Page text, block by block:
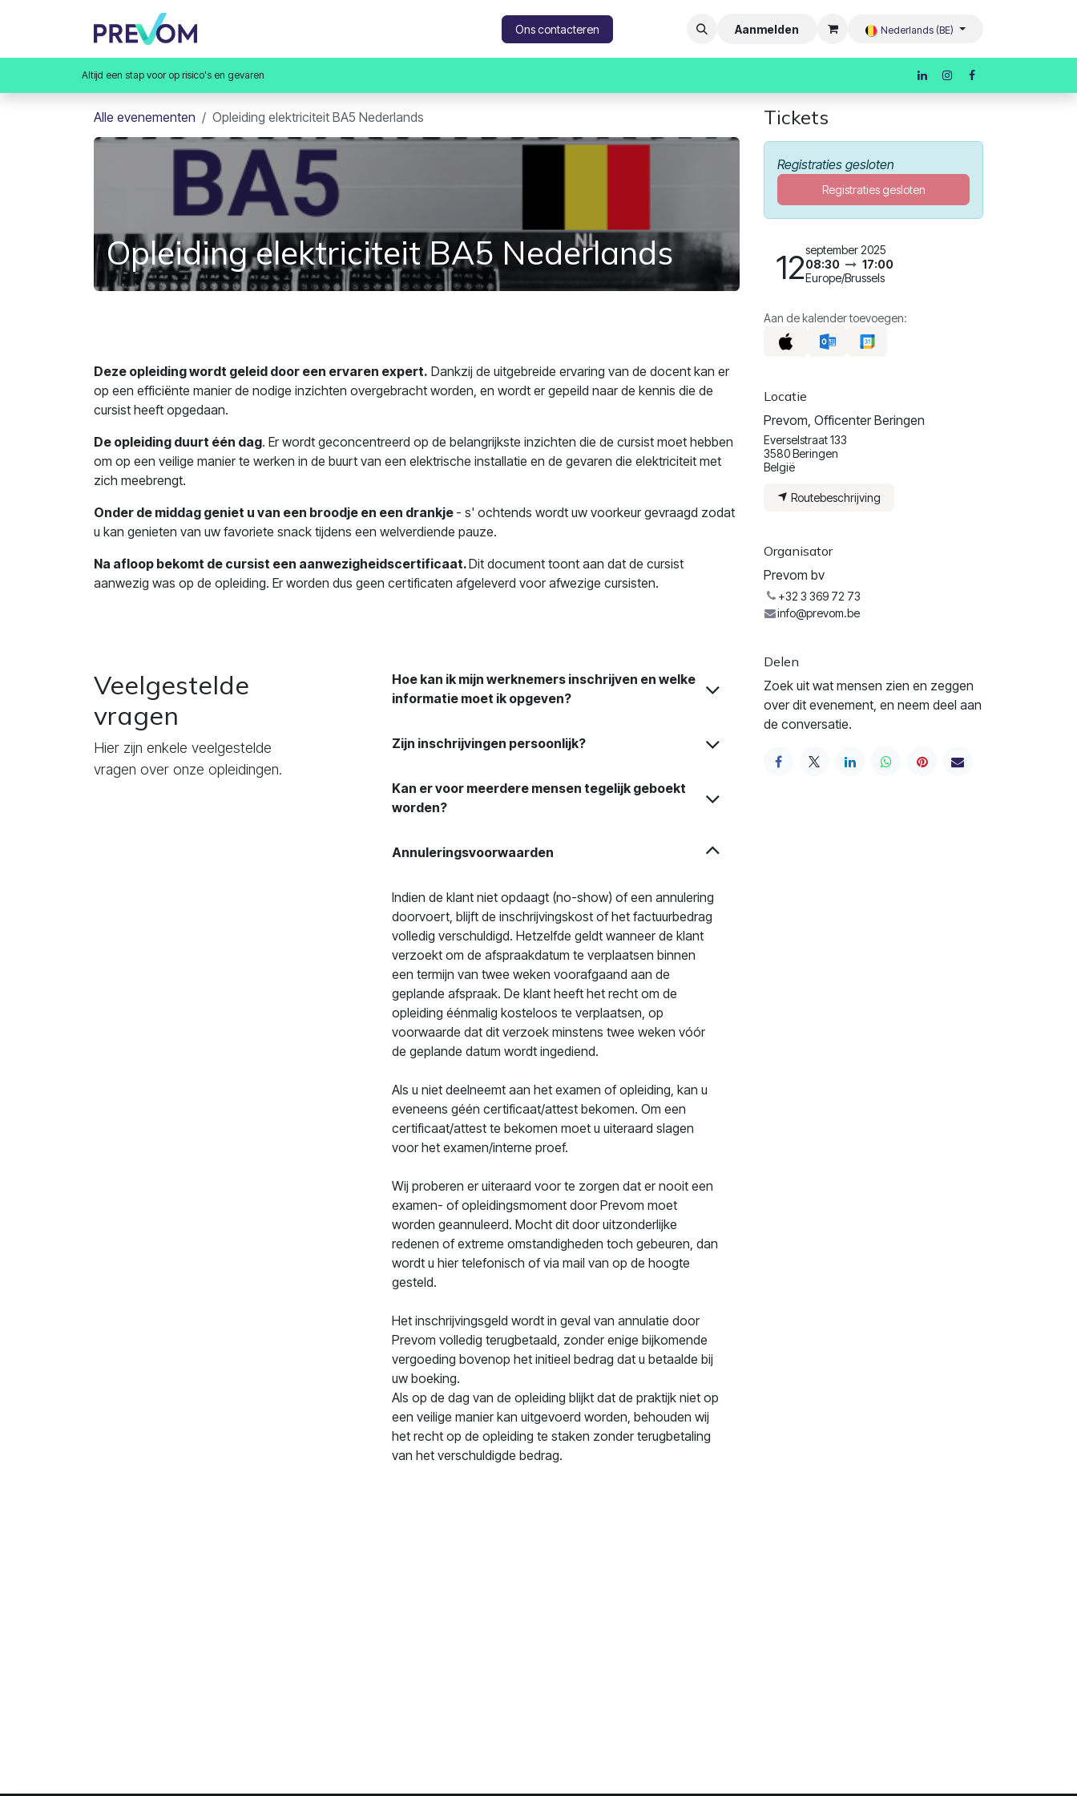
Ons contacteren Aanmelden Nederlands (BE)
Altijd een stap voor op risico's en gevaren
Alle evenementen Opleiding elektriciteit BA5 Nederlands
Opleiding elektriciteit BA5 Nederlands
Deze opleiding wordt geleid door een ervaren expert. Dankzij de uitgebreide ervaring van de docent kan er
op een efficiënte manier de nodige inzichten overgebracht worden, en wordt er gepeild naar de kennis die de
cursist heeft opgedaan.
De opleiding duurt één dag. Er wordt geconcentreerd op de belangrijkste inzichten die de cursist moet hebben
om op een veilige manier te werken in de buurt van een elektrische installatie en de gevaren die elektriciteit met
zich meebrengt.
Onder de middag geniet u van een broodje en een drankje - s' ochtends wordt uw voorkeur gevraagd zodat
u kan genieten van uw favoriete snack tijdens een welverdiende pauze.
Na afloop bekomt de cursist een aanwezigheidscertificaat.Dit document toont aan dat de cursist
aanwezig was op de opleiding. Er worden dus geen certificaten afgeleverd voor afwezige cursisten.
Veelgestelde
vragen
Hier zijn enkele veelgestelde
vragen over onze opleidingen.
Hoe kan ik mijn werknemers inschrijven en welke
informatie moet ik opgeven?
Zijn inschrijvingen persoonlijk?
Kan er voor meerdere mensen tegelijk geboekt
worden?
Annuleringsvoorwaarden
Indien de klant niet opdaagt (no-show) of een annulering
doorvoert, blijft de inschrijvingskost of het factuurbedrag
volledig verschuldigd. Hetzelfde geldt wanneer de klant
verzoekt om de afspraakdatum te verplaatsen binnen
een termijn van twee weken voorafgaand aan de
geplande afspraak. De klant heeft het recht om de
opleiding éénmalig kosteloos te verplaatsen, op
voorwaarde dat dit verzoek minstens twee weken vóór
de geplande datum wordt ingediend.
Als u niet deelneemt aan het examen of opleiding, kan u
eveneens géén certificaat/attest bekomen. Om een
certificaat/attest te bekomen moet u uiteraard slagen
voor het examen/interne proef.
Wij proberen er uiteraard voor te zorgen dat er nooit een
examen- of opleidingsmoment door Prevom moet
worden geannuleerd. Mocht dit door uitzonderlijke
redenen of extreme omstandigheden toch gebeuren, dan
wordt u hier telefonisch of via mail van op de hoogte
gesteld.
Het inschrijvingsgeld wordt in geval van annulatie door
Prevom volledig terugbetaald, zonder enige bijkomende
vergoeding bovenop het initieel bedrag dat u betaalde bij
uw boeking.
Als op de dag van de opleiding blijkt dat de praktijk niet op
een veilige manier kan uitgevoerd worden, behouden wij
het recht op de opleiding te staken zonder terugbetaling
van het verschuldigde bedrag.
Tickets
Registraties gesloten
Registraties gesloten
12september 2025
08:30
17:00
Europe/Brussels
Aan de kalender toevoegen:
Locatie
Prevom, Officenter Beringen
Everselstraat 133
3580 Beringen
België
Routebeschrijving
Organisator
Prevom bv
+32 3 369 72 73
info@prevom.be
Delen
Zoek uit wat mensen zien en zeggen
over dit evenement, en neem deel aan
de conversatie.